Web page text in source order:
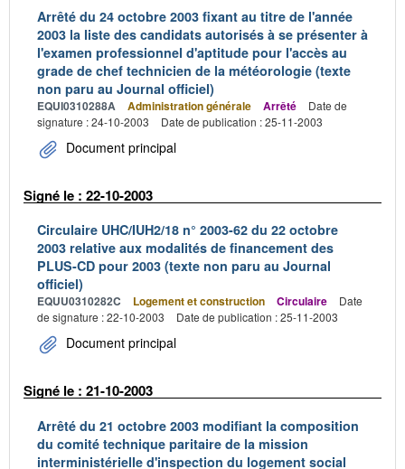
Arrêté du 24 octobre 2003 fixant au titre de l'année
2003 la liste des candidats autorisés à se présenter à
l'examen professionnel d'aptitude pour l'accès au
grade de chef technicien de la météorologie (texte
non paru au Journal officiel)
EQUI0310288A Administration générale Arrêté
Date de
signature : 24-10-2003
Date de publication : 25-11-2003
Document principal
Signé le : 22-10-2003
Circulaire UHC/IUH2/18 n° 2003-62 du 22 octobre
2003 relative aux modalités de financement des
PLUS-CD pour 2003 (texte non paru au Journal
officiel)
EQUU0310282C Logement et construction Circulaire
Date
de signature : 22-10-2003
Date de publication : 25-11-2003
Document principal
Signé le : 21-10-2003
Arrêté du 21 octobre 2003 modifiant la composition
du comité technique paritaire de la mission
interministérielle d'inspection du logement social